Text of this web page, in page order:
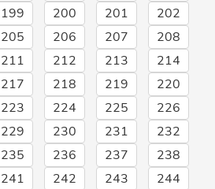
199 200 201
202
205 206 207
208
211 212 213
214
217 218 219
220
223 224 225
226
229 230 231
232
235 236 237
238
241 242 243
244